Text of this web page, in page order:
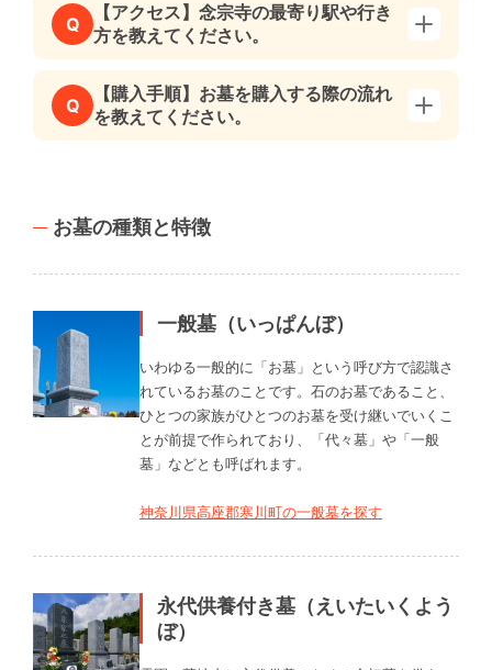
Q
【アクセス】念宗寺の最寄り駅や行き
方を教えてください。
Q
【購入手順】お墓を購入する際の流れ
を教えてください。
お墓の種類と特徴
一般墓（いっぱんぼ）
いわゆる一般的に「お墓」という呼び方で認識さ
れているお墓のことです。石のお墓であること、
ひとつの家族がひとつのお墓を受け継いでいくこ
とが前提で作られており、「代々墓」や「一般
墓」などとも呼ばれます。
神奈川県高座郡寒川町の一般墓を探す
永代供養付き墓（えいたいくよう
ぼ）